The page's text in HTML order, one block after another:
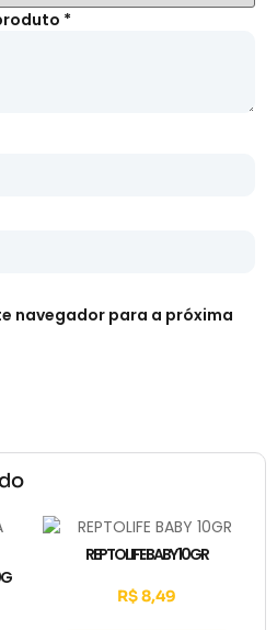
REPTOLIFE BABY 10GR
R$8,49
*
navegador para a próxima